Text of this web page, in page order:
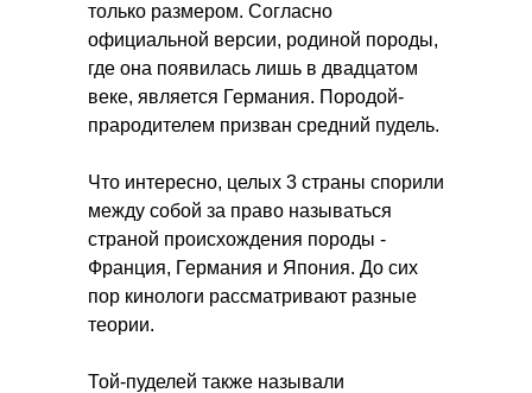
только размером. Согласно
официальной версии, родиной породы,
где она появилась лишь в двадцатом
веке, является Германия. Породой-
прародителем призван средний пудель.
Что интересно, целых 3 страны спорили
между собой за право называться
страной происхождения породы -
Франция, Германия и Япония. До сих
пор кинологи рассматривают разные
теории.
Той-пуделей также называли